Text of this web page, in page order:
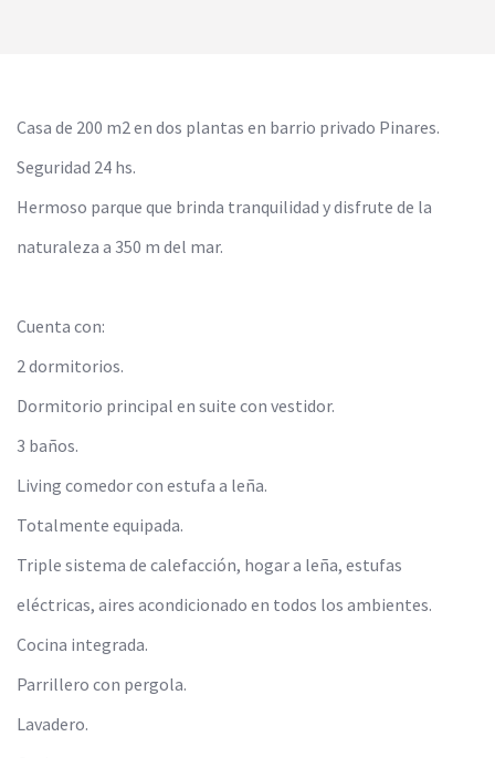
Casa de 200 m2 en dos plantas en barrio privado Pinares.
Seguridad 24 hs.
Hermoso parque que brinda tranquilidad y disfrute de la
naturaleza a 350 m del mar.
Cuenta con:
2 dormitorios.
Dormitorio principal en suite con vestidor.
3 baños.
Living comedor con estufa a leña.
Totalmente equipada.
Triple sistema de calefacción, hogar a leña, estufas
eléctricas, aires acondicionado en todos los ambientes.
Cocina integrada.
Parrillero con pergola.
Lavadero.